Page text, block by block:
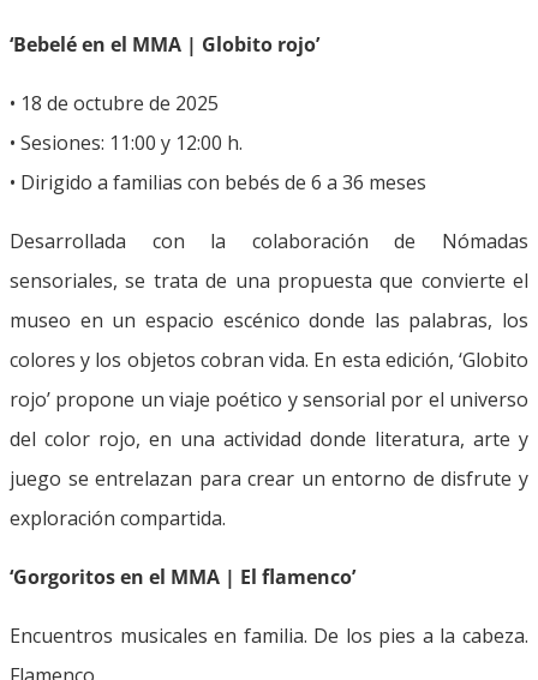
‘Bebelé en el MMA | Globito rojo’
• 18 de octubre de 2025
• Sesiones: 11:00 y 12:00 h.
• Dirigido a familias con bebés de 6 a 36 meses
Desarrollada con la colaboración de Nómadas
sensoriales, se trata de una propuesta que convierte el
museo en un espacio escénico donde las palabras, los
colores y los objetos cobran vida. En esta edición, ‘Globito
rojo’ propone un viaje poético y sensorial por el universo
del color rojo, en una actividad donde literatura, arte y
juego se entrelazan para crear un entorno de disfrute y
exploración compartida.
‘Gorgoritos en el MMA | El flamenco’
Encuentros musicales en familia. De los pies a la cabeza.